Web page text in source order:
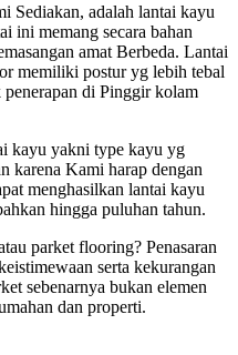
Sediakan, adalah lantai kayu
ini memang secara bahan
amat Berbeda. Lantai
memiliki postur yg lebih tebal
penerapan di Pinggir kolam
kayu yakni type kayu yg
karena Kami harap dengan
menghasilkan lantai kayu
hingga puluhan tahun.
parket flooring? Penasaran
serta kekurangan
sebenarnya bukan elemen
dan properti.